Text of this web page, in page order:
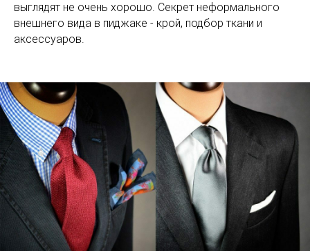
выглядят не очень хорошо. Секрет неформального
внешнего вида в пиджаке - крой, подбор ткани и
аксессуаров.